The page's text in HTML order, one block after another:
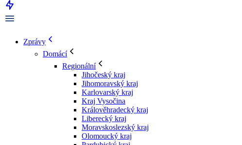
Zprávy
Domácí
Regionální
Jihočeský kraj
Jihomoravský kraj
Karlovarský kraj
Kraj Vysočina
Králověhradecký kraj
Liberecký kraj
Moravskoslezský kraj
Olomoucký kraj